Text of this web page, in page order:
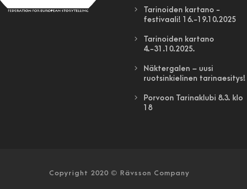
Tarinoiden kartano -
festivaali! 16.-19.10.2025
Tarinoiden kartano
4.-31.10.2025.
Näktergalen – uusi
ruotsinkielinen tarinaesitys!
Porvoon Tarinaklubi 8.3. klo
18
Copyright 2020 © Rävsson Company